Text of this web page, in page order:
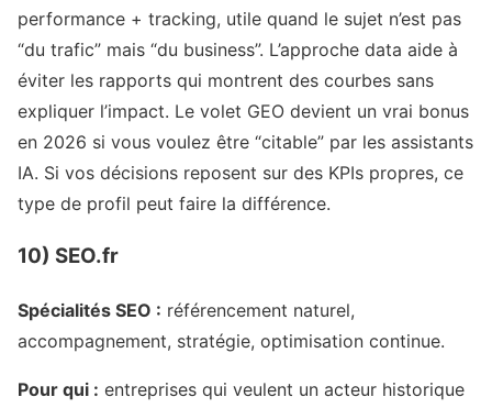
performance + tracking, utile quand le sujet n’est pas
“du trafic” mais “du business”. L’approche data aide à
éviter les rapports qui montrent des courbes sans
expliquer l’impact. Le volet GEO devient un vrai bonus
en 2026 si vous voulez être “citable” par les assistants
IA. Si vos décisions reposent sur des KPIs propres, ce
type de profil peut faire la différence.
10) SEO.fr
Spécialités SEO : référencement naturel,
accompagnement, stratégie, optimisation continue.
Pour qui : entreprises qui veulent un acteur historique